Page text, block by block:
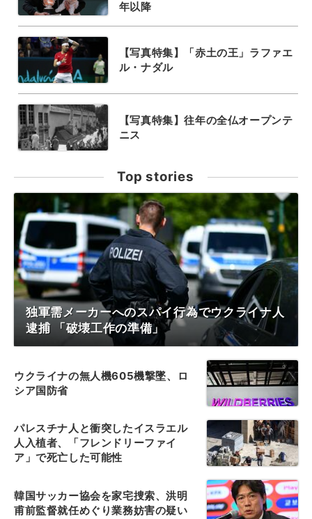
年以降
【写真特集】「赤土の王」ラファエ
ル・ナダル
【写真特集】往年の全仏オープンテ
ニス
Top stories
独軍需メーカーへのスパイ行為でウクライナ人
逮捕 「破壊工作の準備」
ウクライナの無人機605機撃墜、ロ
シア国防省
パレスチナ人と衝突したイスラエル
人入植者、「フレンドリーファイ
ア」で死亡した可能性
韓国サッカー協会を家宅捜索、洪明
甫前監督就任めぐり業務妨害の疑い